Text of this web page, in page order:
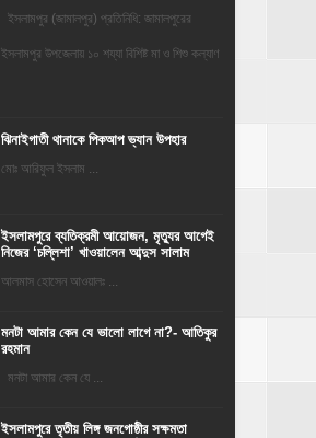
ইসলামপুর (জামালপুর) প্রতিনিধি: জামালপুরের
ইসলামপুর উপজেলায় ১০ শয্যা বিশিষ্ট মা ও শিশু কল্যাণ
ঝিনাইগাতী থানাকে পিকআপ ভ্যান উপহার
মোঃ আরিফুল ইসলাম ...
‎ইসলামপুরে ব্যতিক্রমী আয়োজন, মৃত্যুর আগেই
নিজের ‘চল্লিশা’ খাওয়ালেন আব্দুস সালাম
আলমাস হোসেন আওয়ালঃ ...
মনটা আমার কেন যে ভালো লাগে না?- আতিকুর
রহমান
মনটা আমার কেন যে ...
ইসলামপুরে তৃতীয় লিঙ্গ জনগোষ্ঠীর সক্ষমতা